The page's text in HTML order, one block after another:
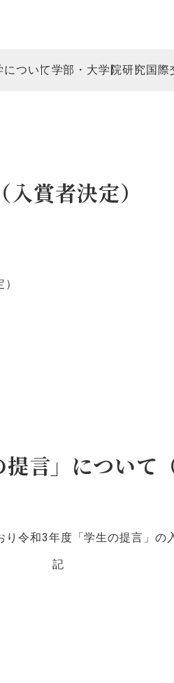
ついて学部・大学院研究国際
賞者決定）
言」について
令和3年度「学生の提言」の
記